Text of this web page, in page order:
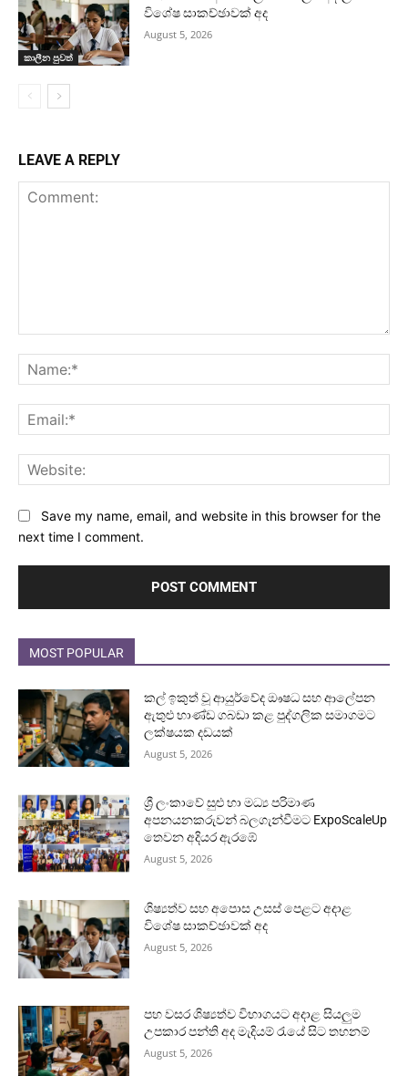
කාලීන පුවත්
විශේෂ සාකච්ඡාවක් අද
August 5, 2026
LEAVE A REPLY
Save my name, email, and website in this browser for the
next time I comment.
MOST POPULAR
කල් ඉකුත් වූ ආයුර්වේද ඖෂධ සහ ආලේපන
ඇතුළු භාණ්ඩ ගබඩා කළ පුද්ගලික සමාගමට
ලක්ෂයක දඩයක්
August 5, 2026
ශ්‍රී ලංකාවේ සුළු හා මධ්‍ය පරිමාණ
අපනයනකරුවන් බලගැන්වීමට ExpoScaleUp
තෙවන අදියර ඇරඹේ
August 5, 2026
ශිෂ්‍යත්ව සහ අපොස උසස් පෙළට අදාළ
විශේෂ සාකච්ඡාවක් අද
August 5, 2026
පහ වසර ශිෂ්‍යත්ව විභාගයට අදාළ සියලුම
උපකාර පන්ති අද මැදියම් රැයේ සිට තහනම්
August 5, 2026